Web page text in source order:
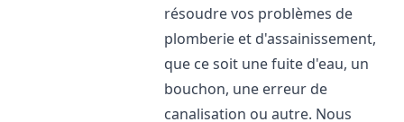
résoudre vos problèmes de
plomberie et d'assainissement,
que ce soit une fuite d'eau, un
bouchon, une erreur de
canalisation ou autre. Nous